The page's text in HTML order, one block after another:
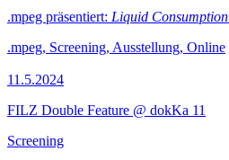
.mpeg präsentiert: Liquid Consumption
.mpeg, Screening, Ausstellung, Online
11.5.2024
FILZ Double Feature @ dokKa 11
Screening